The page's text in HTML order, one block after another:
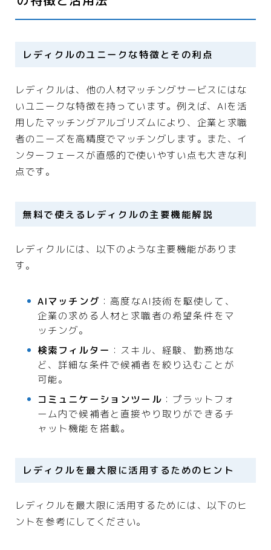
レディクルのユニークな特徴とその利点
レディクルは、他の人材マッチングサービスにはな
いユニークな特徴を持っています。例えば、AIを活
用したマッチングアルゴリズムにより、企業と求職
者のニーズを高精度でマッチングします。また、イ
ンターフェースが直感的で使いやすい点も大きな利
点です。
無料で使えるレディクルの主要機能解説
レディクルには、以下のような主要機能がありま
す。
AIマッチング ：高度なAI技術を駆使して、
企業の求める人材と求職者の希望条件をマ
ッチング。
検索フィルター ：スキル、経験、勤務地な
ど、詳細な条件で候補者を絞り込むことが
可能。
コミュニケーションツール ：プラットフォ
ーム内で候補者と直接やり取りができるチ
ャット機能を搭載。
レディクルを最大限に活用するためのヒント
レディクルを最大限に活用するためには、以下のヒ
ントを参考にしてください。